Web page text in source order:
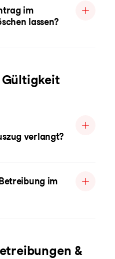
im
lassen?
Gültigkeit
verlangt?
im
&